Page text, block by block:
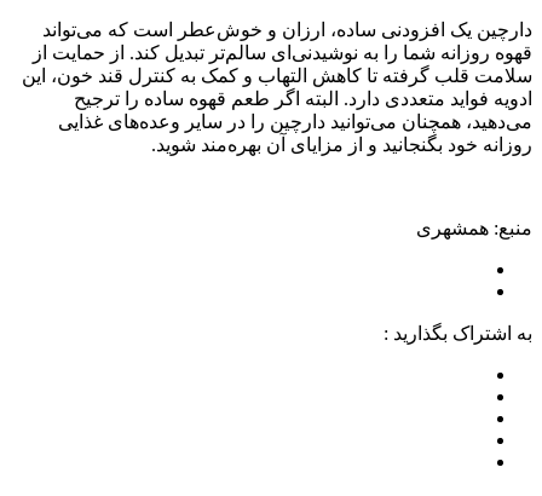
دارچین یک افزودنی ساده، ارزان و خوش‌عطر است که می‌تواند
قهوه روزانه شما را به نوشیدنی‌ای سالم‌تر تبدیل کند. از حمایت از
سلامت قلب گرفته تا کاهش التهاب و کمک به کنترل قند خون، این
ادویه فواید متعددی دارد. البته اگر طعم قهوه ساده را ترجیح
می‌دهید، همچنان می‌توانید دارچین را در سایر وعده‌های غذایی
روزانه خود بگنجانید و از مزایای آن بهره‌مند شوید.
منبع: همشهری
به اشتراک بگذارید :